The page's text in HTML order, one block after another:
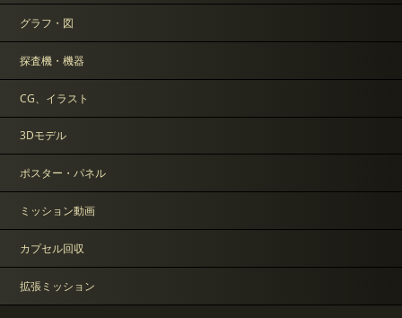
グラフ・図
探査機・機器
CG、イラスト
3Dモデル
ポスター・パネル
ミッション動画
カプセル回収
拡張ミッション